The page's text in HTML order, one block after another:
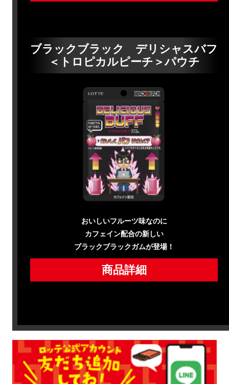
ブラックブラック デリシャスバフ
＜トロピカルピーチ＞パウチ
おいしいフルーツ味なのに
カフェイン配合の新しい
ブラックブラックガムが登場！
商品詳細